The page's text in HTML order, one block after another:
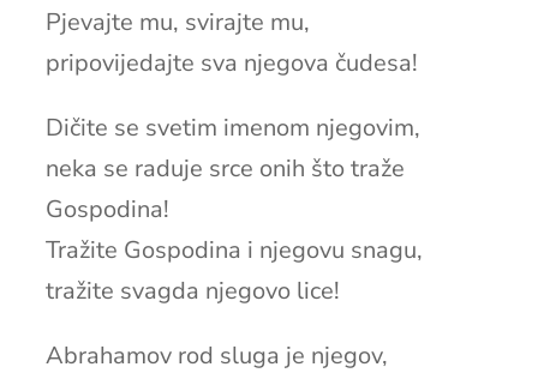
Pjevajte mu, svirajte mu,
pripovijedajte sva njegova čudesa!
Dičite se svetim imenom njegovim,
neka se raduje srce onih što traže
Gospodina!
Tražite Gospodina i njegovu snagu,
tražite svagda njegovo lice!
Abrahamov rod sluga je njegov,